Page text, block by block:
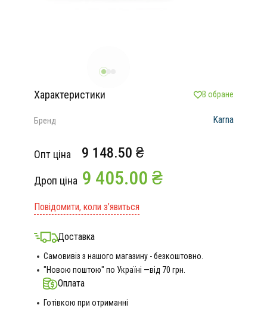
Характеристики В обране
Бренд Karna
Опт ціна 9 148.50 ₴
Дроп ціна 9 405.00 ₴
Повідомити, коли з’явиться
Доставка
Самовивіз з нашого магазину - безкоштовно.
"Новою поштою" по Україні —від 70 грн.
Оплата
Готівкою при отриманні